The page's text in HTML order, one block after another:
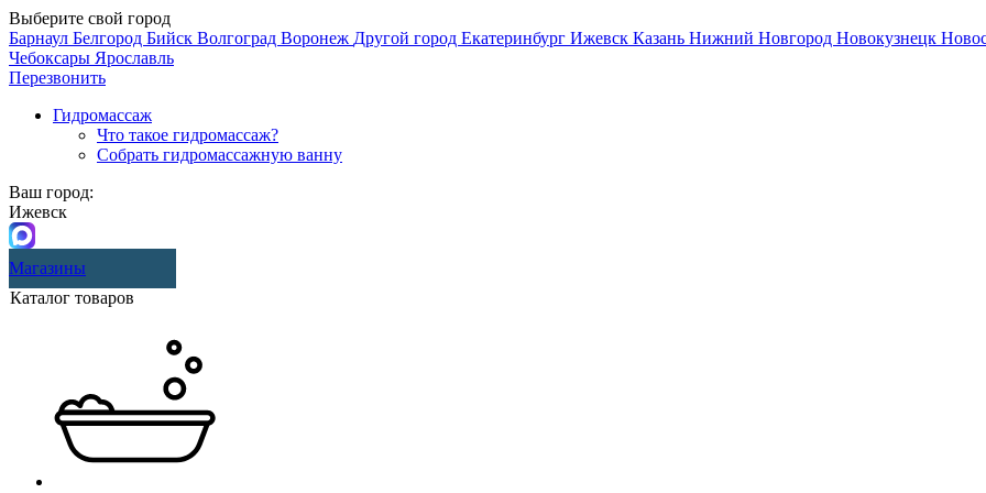
Выберите свой город
Барнаул Белгород Бийск Волгоград Воронеж Другой город Екатеринбург Ижевск Казань Нижний Новгород Новокузнецк
Чебоксары Ярославль
Перезвонить
Гидромассаж
Что такое гидромассаж?
Собрать гидромассажную ванну
Ваш город:
Ижевск
Магазины
Каталог товаров